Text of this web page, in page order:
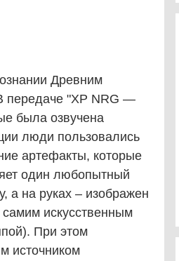
Древним
передаче "XP NRG —
была озвучена
люди пользовались
артефакты, которые
один любопытный
а на руках – изображен
искусственным
При этом
источником